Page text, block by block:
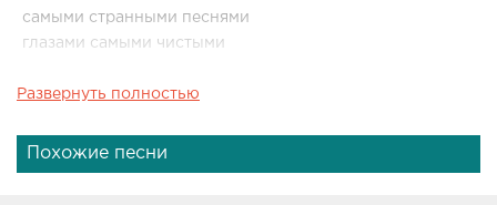
самыми странными песнями
глазами самыми чистыми
Развернуть полностью
Похожие песни